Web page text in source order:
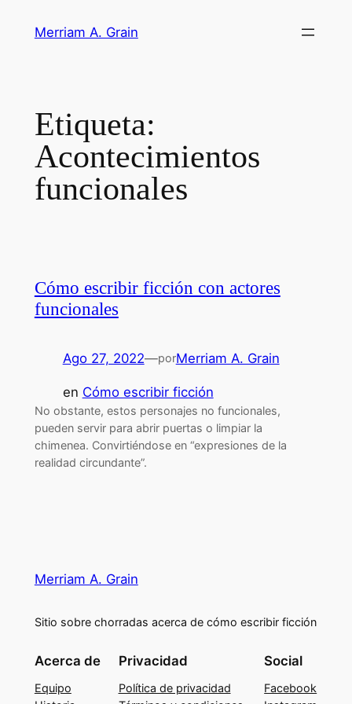
Merriam A. Grain
Etiqueta:
Acontecimientos
funcionales
Cómo escribir ficción con actores
funcionales
Ago 27, 2022—porMerriam A. Grain
en Cómo escribir ficción
No obstante, estos personajes no funcionales,
pueden servir para abrir puertas o limpiar la
chimenea. Convirtiéndose en “expresiones de la
realidad circundante”.
Merriam A. Grain
Sitio sobre chorradas acerca de cómo escribir ficción
Acerca de
Equipo
Privacidad
Política de privacidad
Social
Facebook